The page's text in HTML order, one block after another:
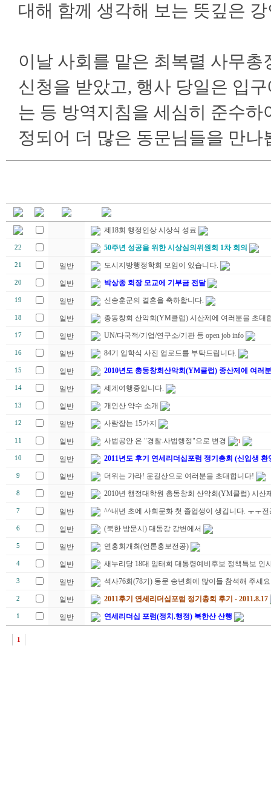
대해 함께 생각해 보는 뜻깊은
이날 사회를 맡은 최복렬 사무
신청을 받았고, 행사 당일은 입
는 등 방역지침을 세심히 준수
정되어 더 많은 동문님들을 만나
제18회 행정인상 시상식 성료
22 50주년 성공을 위한 시상심의위원회 1차 회의
21 일반 도시지방행정학회 모임이 있습니다.
20 일반 박상종 회장 모교에 기부금 전달
19 일반 신송훈군의 결혼을 축하합니다.
18 일반 총동창회 산악회(YM클럽) 시산제에 여러분을 초대
17 일반 UN/다국적/기업/연구소/기관 등 open job info
16 일반 84기 입학식 사진 업로드를 부탁드립니다.
15 일반 2010년도 총동창회산악회(YM클럽) 종산제에 여러
14 일반 세계여행중입니다.
13 일반 개인산 약수 소개
12 일반 사람잡는 15가지
11 일반 사법공안 은 "경찰.사법행정"으로 변경 1
10 일반 2011년도 후기 연세리더십포럼 정기총회 (신입생
9 일반 더위는 가라! 운길산으로 여러분을 초대합니다!
8 일반 2010년 행정대학원 총동창회 산악회(YM클럽) 시산
7 일반 ^^내년 초에 사회문화 첫 졸업생이 생깁니다. ㅜㅜ
6 일반 (북한 방문시) 대동강 강변에서
5 일반 연홍회개최(언론홍보전공)
4 일반 새누리당 18대 임태희 대통령예비후보 정책특보 인
3 일반 석사76회(78기) 동문 송년회에 많이들 참석해 주세요
2 일반 2011후기 연세리더십포럼 정기총회 후기 - 2011.8.17
1 일반 연세리더십 포럼(정치.행정) 북한산 산행
1